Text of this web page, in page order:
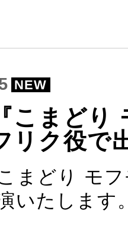
NEW
こまどり
リク役で
まどり モ
いたします